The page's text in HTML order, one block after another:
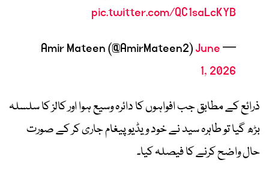
pic.twitter.com/QC1saLcKYB
— Amir Mateen (@AmirMateen2)
June
1, 2026
ذرائع کے مطابق جب افواہوں کا دائرہ وسیع ہوا اور کالز کا سلسلہ
بڑھ گیا تو طاہرہ سید نے خود ویڈیو پیغام جاری کر کے صورت
حال واضح کرنے کا فیصلہ کیا۔